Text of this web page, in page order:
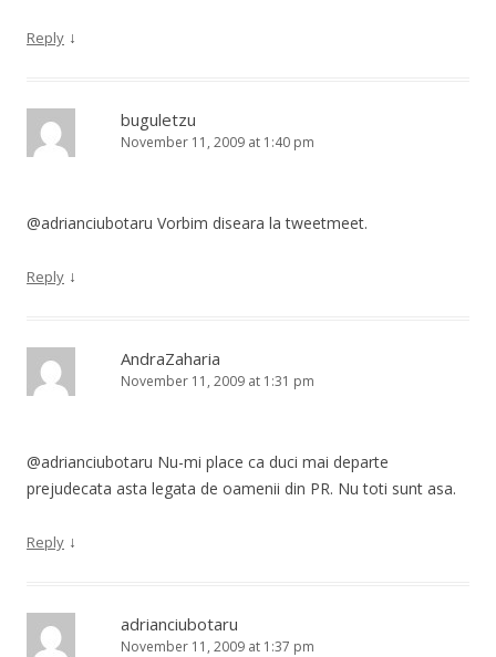
Reply ↓
buguletzu
November 11, 2009 at 1:40 pm
@adrianciubotaru Vorbim diseara la tweetmeet.
Reply ↓
AndraZaharia
November 11, 2009 at 1:31 pm
@adrianciubotaru Nu-mi place ca duci mai departe
prejudecata asta legata de oamenii din PR. Nu toti sunt asa.
Reply ↓
adrianciubotaru
November 11, 2009 at 1:37 pm